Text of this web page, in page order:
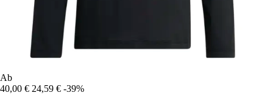
Ab
40,00 € 24,59 € -39%